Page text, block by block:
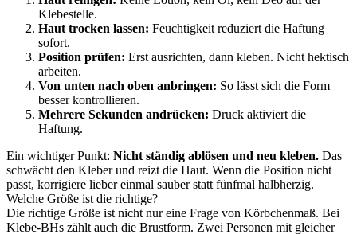
Klebestelle.
Haut trocken lassen: Feuchtigkeit reduziert die Haftung
sofort.
Position prüfen: Erst ausrichten, dann kleben. Nicht hektisch
arbeiten.
Von unten nach oben anbringen: So lässt sich die Form
besser kontrollieren.
Mehrere Sekunden andrücken: Druck aktiviert die
Haftung.
Ein wichtiger Punkt: Nicht ständig ablösen und neu kleben. Das
schwächt den Kleber und reizt die Haut. Wenn die Position nicht
passt, korrigiere lieber einmal sauber statt fünfmal halbherzig.
Welche Größe ist die richtige?
Die richtige Größe ist nicht nur eine Frage von Körbchenmaß. Bei
Klebe-BHs zählt auch die Brustform. Zwei Personen mit gleicher